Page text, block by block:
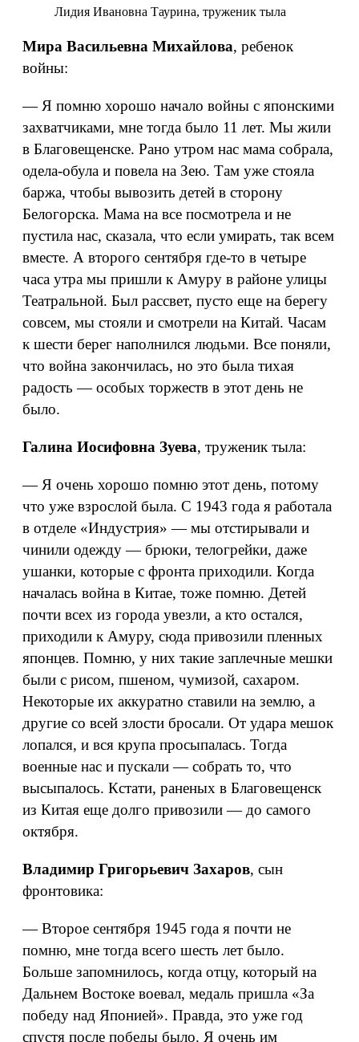
Лидия Ивановна Таурина, труженик тыла
Мира Васильевна Михайлова, ребенок
войны:
— Я помню хорошо начало войны с японскими
захватчиками, мне тогда было 11 лет. Мы жили
в Благовещенске. Рано утром нас мама собрала,
одела-обула и повела на Зею. Там уже стояла
баржа, чтобы вывозить детей в сторону
Белогорска. Мама на все посмотрела и не
пустила нас, сказала, что если умирать, так всем
вместе. А второго сентября где-то в четыре
часа утра мы пришли к Амуру в районе улицы
Театральной. Был рассвет, пусто еще на берегу
совсем, мы стояли и смотрели на Китай. Часам
к шести берег наполнился людьми. Все поняли,
что война закончилась, но это была тихая
радость — особых торжеств в этот день не
было.
Галина Иосифовна Зуева, труженик тыла:
— Я очень хорошо помню этот день, потому
что уже взрослой была. С 1943 года я работала
в отделе «Индустрия» — мы отстирывали и
чинили одежду — брюки, телогрейки, даже
ушанки, которые с фронта приходили. Когда
началась война в Китае, тоже помню. Детей
почти всех из города увезли, а кто остался,
приходили к Амуру, сюда привозили пленных
японцев. Помню, у них такие заплечные мешки
были с рисом, пшеном, чумизой, сахаром.
Некоторые их аккуратно ставили на землю, а
другие со всей злости бросали. От удара мешок
лопался, и вся крупа просыпалась. Тогда
военные нас и пускали — собрать то, что
высыпалось. Кстати, раненых в Благовещенск
из Китая еще долго привозили — до самого
октября.
Владимир Григорьевич Захаров, сын
фронтовика:
— Второе сентября 1945 года я почти не
помню, мне тогда всего шесть лет было.
Больше запомнилось, когда отцу, который на
Дальнем Востоке воевал, медаль пришла «За
победу над Японией». Правда, это уже год
спустя после победы было. Я очень им